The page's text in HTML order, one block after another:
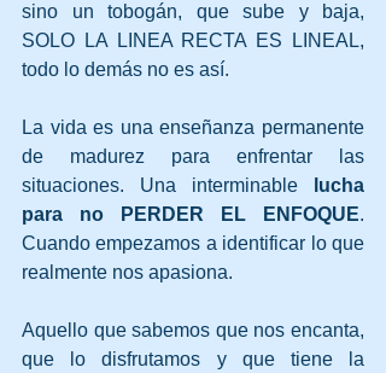
sino un tobogán, que sube y baja,
SOLO LA LINEA RECTA ES LINEAL,
todo lo demás no es así.
La vida es una enseñanza permanente
de madurez para enfrentar las
situaciones. Una interminable
lucha
para no PERDER EL ENFOQUE.
Cuando empezamos a identificar lo que
realmente nos apasiona.
Aquello que sabemos que nos encanta,
que lo disfrutamos y que tiene la